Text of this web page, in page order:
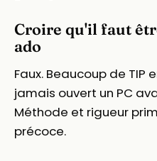
Croire qu'il faut
ado
Faux. Beaucoup de TIP
jamais ouvert un PC
Méthode et rigueur
précoce.